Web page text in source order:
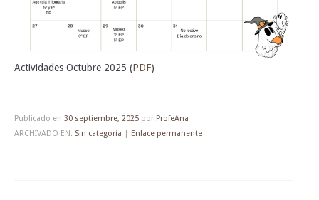
Actividades Octubre 2025 (PDF)
Publicado en 30 septiembre, 2025 por ProfeAna
ARCHIVADO EN: Sin categoría | Enlace permanente